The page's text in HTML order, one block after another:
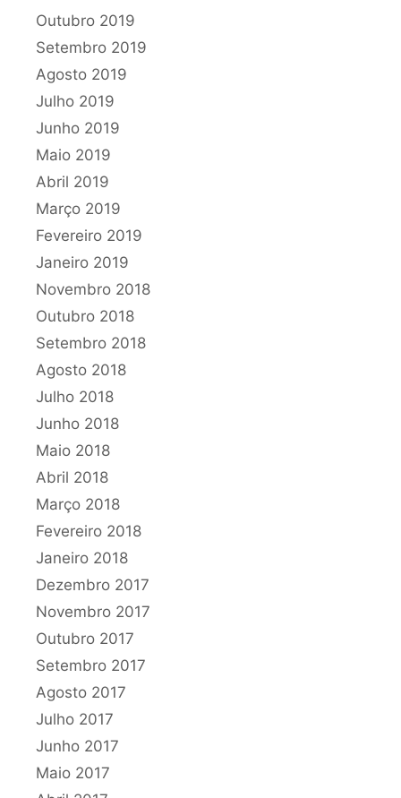
Outubro 2019
Setembro 2019
Agosto 2019
Julho 2019
Junho 2019
Maio 2019
Abril 2019
Março 2019
Fevereiro 2019
Janeiro 2019
Novembro 2018
Outubro 2018
Setembro 2018
Agosto 2018
Julho 2018
Junho 2018
Maio 2018
Abril 2018
Março 2018
Fevereiro 2018
Janeiro 2018
Dezembro 2017
Novembro 2017
Outubro 2017
Setembro 2017
Agosto 2017
Julho 2017
Junho 2017
Maio 2017